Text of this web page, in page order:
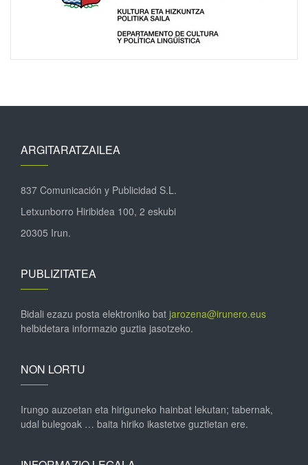
ARGITARATZAILEA
837 Comunicación y Publicidad S.L.
Letxunborro Hiribidea 100, 2 eskubi
20305 Irun.
PUBLIZITATEA
Bidali ezazu posta elektroniko bat jarozena@irunero.eus
helbidetara informazio guztia jasotzeko.
NON LORTU
Irungo auzoetan eta hiriguneko hainbat lekutan; tabernak,
udal bulegoak … baita hiriko ikastetxe guztietan ere.